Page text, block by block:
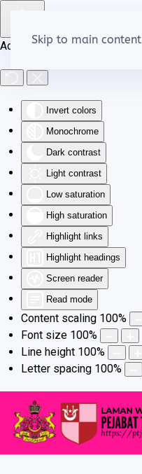
Accessibility Tools
Invert colors
Monochrome
Dark contrast
Light contrast
Low saturation
High saturation
Highlight links
Highlight headings
Screen reader
Read mode
Content scaling 100%
Font size 100%
Line height 100%
Letter spacing 100%
Skip to main content